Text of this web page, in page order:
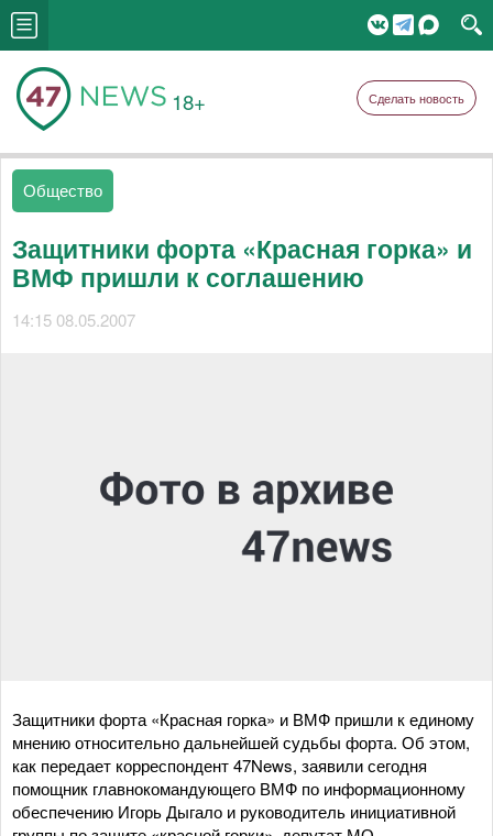
18+ Сделать новость
Общество
Защитники форта «Красная горка» и
ВМФ пришли к соглашению
14:15 08.05.2007
Защитники форта «Красная горка» и ВМФ пришли к единому
мнению относительно дальнейшей судьбы форта. Об этом,
как передает корреспондент 47News, заявили сегодня
помощник главнокомандующего ВМФ по информационному
обеспечению Игорь Дыгало и руководитель инициативной